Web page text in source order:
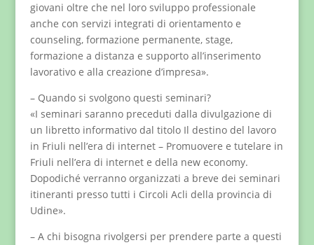
giovani oltre che nel loro sviluppo professionale
anche con servizi integrati di orientamento e
counseling, formazione permanente, stage,
formazione a distanza e supporto all’inserimento
lavorativo e alla creazione d’impresa».
– Quando si svolgono questi seminari?
«I seminari saranno preceduti dalla divulgazione di
un libretto informativo dal titolo Il destino del lavoro
in Friuli nell’era di internet – Promuovere e tutelare in
Friuli nell’era di internet e della new economy.
Dopodiché verranno organizzati a breve dei seminari
itineranti presso tutti i Circoli Acli della provincia di
Udine».
– A chi bisogna rivolgersi per prendere parte a questi